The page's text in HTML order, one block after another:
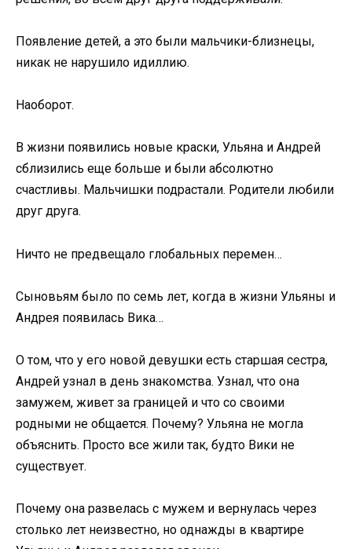
Появление детей, а это были мальчики-близнецы,
никак не нарушило идиллию.
Наоборот.
В жизни появились новые краски, Ульяна и Андрей
сблизились еще больше и были абсолютно
счастливы. Мальчишки подрастали. Родители любили
друг друга.
Ничто не предвещало глобальных перемен…
Сыновьям было по семь лет, когда в жизни Ульяны и
Андрея появилась Вика…
О том, что у его новой девушки есть старшая сестра,
Андрей узнал в день знакомства. Узнал, что она
замужем, живет за границей и что со своими
родными не общается. Почему? Ульяна не могла
объяснить. Просто все жили так, будто Вики не
существует.
Почему она развелась с мужем и вернулась через
столько лет неизвестно, но однажды в квартире